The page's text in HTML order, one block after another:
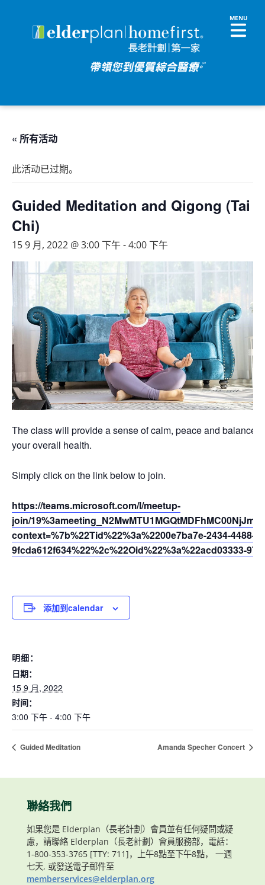
« 所有活动
此活动已过期。
Guided Meditation and Qigong (Tai
Chi)
15 9 月, 2022 @ 3:00 下午-4:00 下午
The class will provide a sense of calm, peace and balance
your overall health.
Simply click on the link below to join.
https://teams.microsoft.com/l/meetup-
join/
context=%7b%22Tid%22%3a%2200e7ba7e-2434-4488-
9fcda612f634%22%2c%22Oid%22%3a%22acd03333-
添加到calendar
明细：
日期：
15 9 月, 2022
时间：
3:00 下午 - 4:00 下午
Guided Meditation Amanda Specher Concert
聯絡我們
如果您是 Elderplan（長老計劃）會員並有任何疑問或疑
慮，請聯絡 Elderplan（長老計劃）會員服務部，電話：
1-800-353-3765 [TTY: 711]，上午8點至下午8點， 一週
七天, 或發送電子郵件至
memberservices@elderplan.org